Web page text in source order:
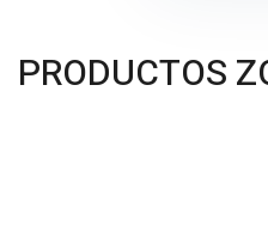
PRODUCTOS